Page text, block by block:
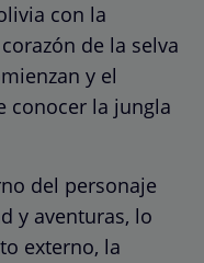
con la
de la selva
y el
conocer la jungla
del personaje
y aventuras, lo
externo, la